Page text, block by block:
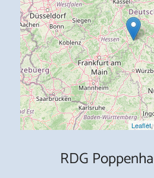
Leaflet
RDG